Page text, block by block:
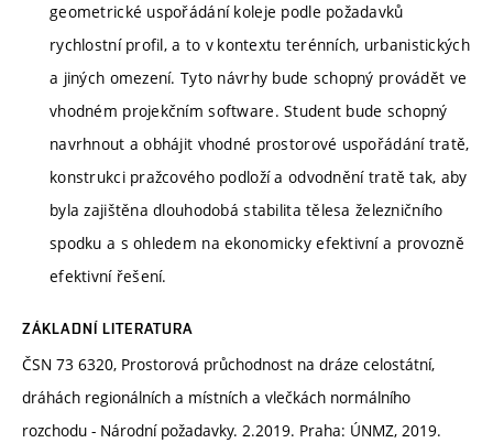
geometrické uspořádání koleje podle požadavků
rychlostní profil, a to v kontextu terénních, urbanistických
a jiných omezení. Tyto návrhy bude schopný provádět ve
vhodném projekčním software. Student bude schopný
navrhnout a obhájit vhodné prostorové uspořádání tratě,
konstrukci pražcového podloží a odvodnění tratě tak, aby
byla zajištěna dlouhodobá stabilita tělesa železničního
spodku a s ohledem na ekonomicky efektivní a provozně
efektivní řešení.
ZÁKLADNÍ LITERATURA
ČSN 73 6320, Prostorová průchodnost na dráze celostátní,
dráhách regionálních a místních a vlečkách normálního
rozchodu - Národní požadavky. 2.2019. Praha: ÚNMZ, 2019.